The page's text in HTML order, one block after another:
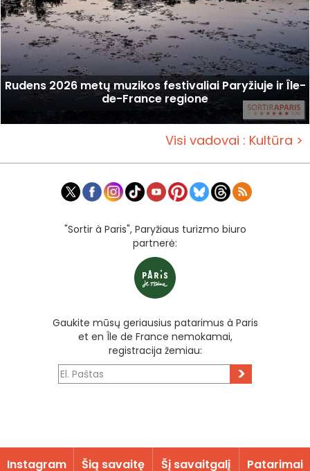
Rudens 2026 metų muzikos festivaliai Paryžiuje ir Île-
de-France regione
Visi vadovai : Kultūra >
"Sortir à Paris", Paryžiaus turizmo biuro
partnerė:
Gaukite mūsų geriausius patarimus à Paris
et en Île de France nemokamai,
registracija žemiau:
>
Instagram Šią savaitę Šį savaitgalį Patarimai